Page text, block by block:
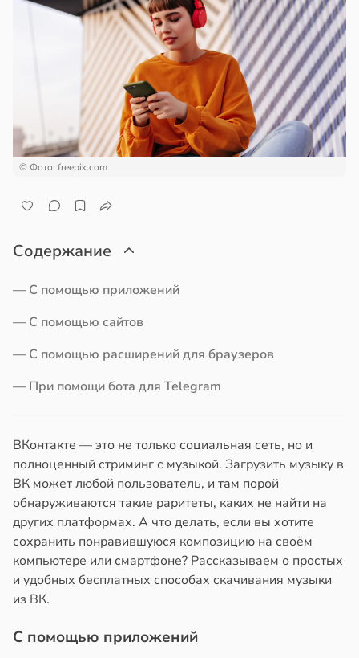
13:55
в20:59
© Фото: freepik.com
Содержание
— С помощью приложений
— С помощью сайтов
— С помощью расширений для браузеров
— При помощи бота для Telegram
ВКонтакте — это не только социальная сеть, но и
полноценный стриминг с музыкой. Загрузить музыку в
ВК может любой пользователь, и там порой
обнаруживаются такие раритеты, каких не найти на
других платформах. А что делать, если вы хотите
сохранить понравившуюся композицию на своём
компьютере или смартфоне? Рассказываем о простых
и удобных бесплатных способах скачивания музыки
из ВК.
С помощью приложений